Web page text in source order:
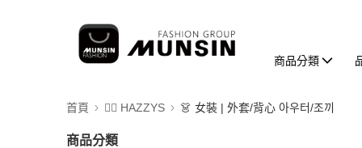
商品分類
首頁 🐕‍🦺 HAZZYS 👗 女裝 | 外套/背心 아우터/조끼
商品分類